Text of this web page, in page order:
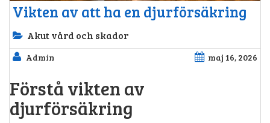
Vikten av att ha en djurförsäkring
Akut vård och skador
Admin maj 16, 2026
Förstå vikten av
djurförsäkring